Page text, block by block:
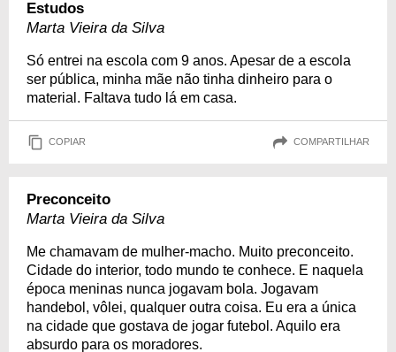
Estudos
Marta Vieira da Silva
Só entrei na escola com 9 anos. Apesar de a escola
ser pública, minha mãe não tinha dinheiro para o
material. Faltava tudo lá em casa.
COPIAR COMPARTILHAR
Preconceito
Marta Vieira da Silva
Me chamavam de mulher-macho. Muito preconceito.
Cidade do interior, todo mundo te conhece. E naquela
época meninas nunca jogavam bola. Jogavam
handebol, vôlei, qualquer outra coisa. Eu era a única
na cidade que gostava de jogar futebol. Aquilo era
absurdo para os moradores.